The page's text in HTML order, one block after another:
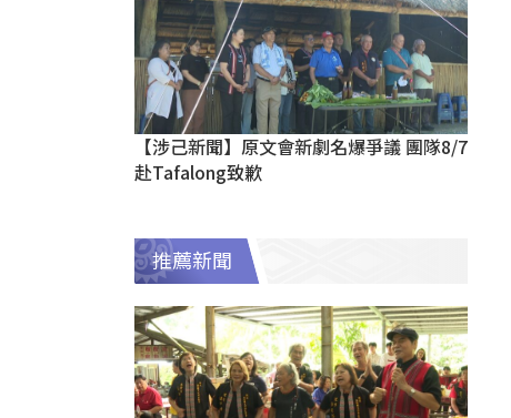
【涉己新聞】原文會新劇名爆爭議 團隊8/7
赴Tafalong致歉
推薦新聞